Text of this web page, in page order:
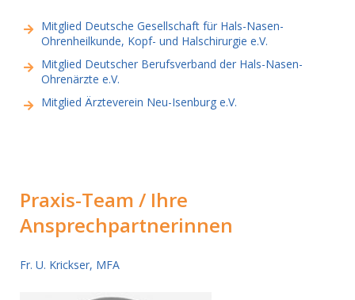
Mitglied Deutsche Gesellschaft für Hals-Nasen-
Ohrenheilkunde, Kopf- und Halschirurgie e.V.
Mitglied Deutscher Berufsverband der Hals-Nasen-
Ohrenärzte e.V.
Mitglied Ärzteverein Neu-Isenburg e.V.
Praxis-Team / Ihre
Ansprechpartnerinnen
Fr. U. Krickser, MFA